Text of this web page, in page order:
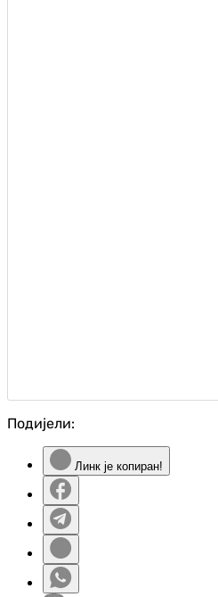
Подијели:
Линк је копиран!